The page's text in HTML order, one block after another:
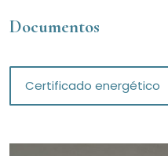
Documentos
Certificado energético